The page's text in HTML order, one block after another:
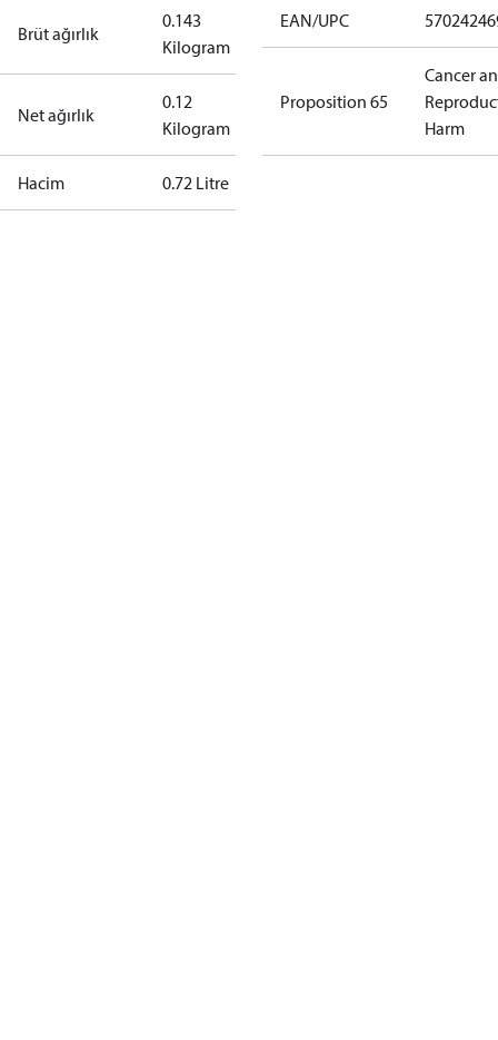
Brüt ağırlık
0.143
Kilogram
Net ağırlık
0.12
Kilogram
Hacim 0.72 Litre
EAN/UPC
Proposition 65
Cancer
Harm